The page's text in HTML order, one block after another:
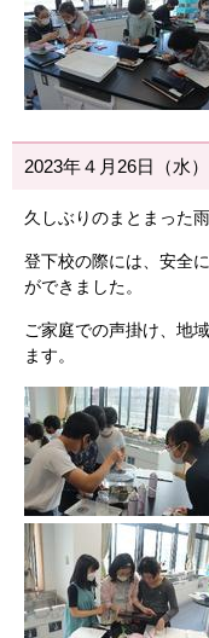
2023年４月26日（水）
久しぶりのまとまった
登下校の際には、安全
ができました。
ご家庭での声掛け、地
ます。